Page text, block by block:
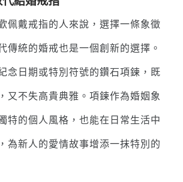
佩戴戒指的人來說，選擇一條象徵
傳統的婚戒也是一個創新的選擇。
念日期或特別符號的鑽石項鍊，既
又不失高貴典雅。項鍊作為婚姻象
特的個人風格，也能在日常生活中
為新人的愛情故事增添一抹特別的